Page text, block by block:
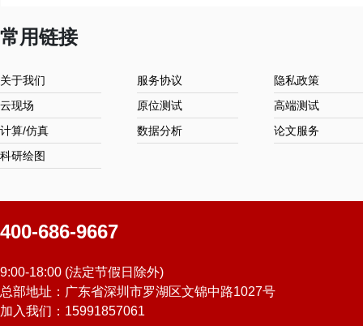
常用链接
关于我们 服务协议
隐私政策
云现场
原位测试
高端测试
计算/仿真
数据分析
论文服务
科研绘图
400-686-9667
9:00-18:00 (法定节假日除外)
总部地址：广东省深圳市罗湖区文锦中路1027号
加入我们：15991857061